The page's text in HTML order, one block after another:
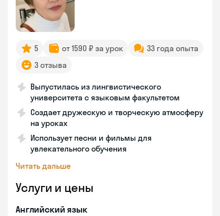
5 от 1590 ₽ за урок
33 года опыта
3 отзыва
Выпустилась из лингвистического
университета с языковым факультетом
Создает дружескую и творческую атмосферу
на уроках
Использует песни и фильмы для
увлекательного обучения
Читать дальше
Услуги и цены
Английский язык